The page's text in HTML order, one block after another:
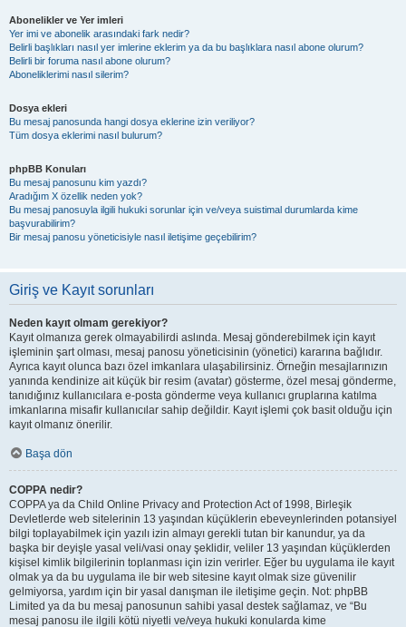
Abonelikler ve Yer imleri
Yer imi ve abonelik arasındaki fark nedir?
Belirli başlıkları nasıl yer imlerine eklerim ya da bu başlıklara nasıl abone olurum?
Belirli bir foruma nasıl abone olurum?
Aboneliklerimi nasıl silerim?
Dosya ekleri
Bu mesaj panosunda hangi dosya eklerine izin veriliyor?
Tüm dosya eklerimi nasıl bulurum?
phpBB Konuları
Bu mesaj panosunu kim yazdı?
Aradığım X özellik neden yok?
Bu mesaj panosuyla ilgili hukuki sorunlar için ve/veya suistimal durumlarda kime
başvurabilirim?
Bir mesaj panosu yöneticisiyle nasıl iletişime geçebilirim?
Giriş ve Kayıt sorunları
Neden kayıt olmam gerekiyor?
Kayıt olmanıza gerek olmayabilirdi aslında. Mesaj gönderebilmek için kayıt
işleminin şart olması, mesaj panosu yöneticisinin (yönetici) kararına bağlıdır.
Ayrıca kayıt olunca bazı özel imkanlara ulaşabilirsiniz. Örneğin mesajlarınızın
yanında kendinize ait küçük bir resim (avatar) gösterme, özel mesaj gönderme,
tanıdığınız kullanıcılara e-posta gönderme veya kullanıcı gruplarına katılma
imkanlarına misafir kullanıcılar sahip değildir. Kayıt işlemi çok basit olduğu için
kayıt olmanız önerilir.
Başa dön
COPPA nedir?
COPPA ya da Child Online Privacy and Protection Act of 1998, Birleşik
Devletlerde web sitelerinin 13 yaşından küçüklerin ebeveynlerinden potansiyel
bilgi toplayabilmek için yazılı izin almayı gerekli tutan bir kanundur, ya da
başka bir deyişle yasal veli/vasi onay şeklidir, veliler 13 yaşından küçüklerden
kişisel kimlik bilgilerinin toplanması için izin verirler. Eğer bu uygulama ile kayıt
olmak ya da bu uygulama ile bir web sitesine kayıt olmak size güvenilir
gelmiyorsa, yardım için bir yasal danışman ile iletişime geçin. Not: phpBB
Limited ya da bu mesaj panosunun sahibi yasal destek sağlamaz, ve “Bu
mesaj panosu ile ilgili kötü niyetli ve/veya hukuki konularda kime